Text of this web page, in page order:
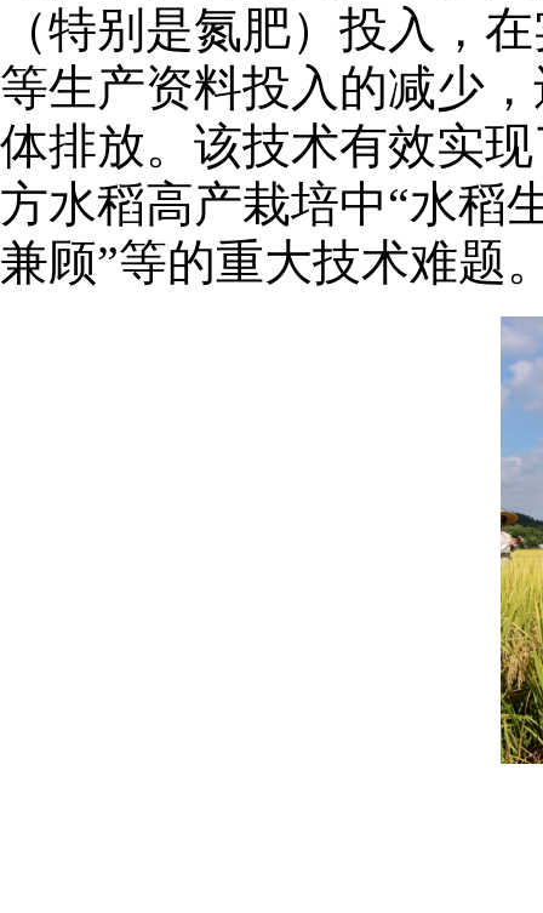
（特别是氮肥）投入，
等生产资料投入的减少
体排放。该技术有效实
方水稻高产栽培中“水稻
兼顾”等的重大技术难题